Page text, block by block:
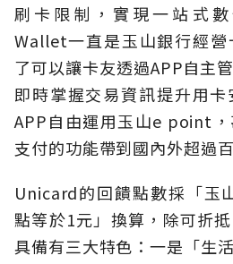
刷卡限制，實現一站式
Wallet一直是玉山銀行經營
了可以讓卡友透過APP自主
即時掌握交易資訊提升用
APP自由運用玉山e point
支付的功能帶到國內外超過
Unicard的回饋點數採「玉
點等於1元」換算，除可折
具備有三大特色：一是「生